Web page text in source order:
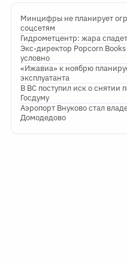
Минцифры не планирует
соцсетям
Гидрометцентр: жара
Экс-директор Popcorn
условно
«Ижавиа» к ноябрю
эксплуатанта
В ВС поступил иск о снятии
Госдуму
Аэропорт Внуково стал
Домодедово